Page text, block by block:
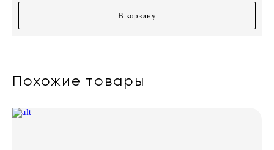
В корзину
Похожие товары